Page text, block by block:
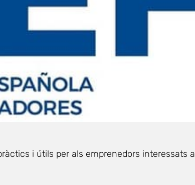
i útils per als emprenedors interessats a